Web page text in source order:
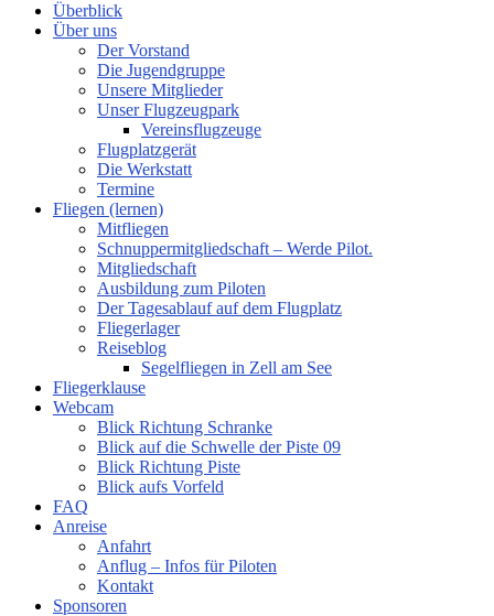
Überblick
Über uns
Der Vorstand
Die Jugendgruppe
Unsere Mitglieder
Unser Flugzeugpark
Vereinsflugzeuge
Flugplatzgerät
Die Werkstatt
Termine
Fliegen (lernen)
Mitfliegen
Schnuppermitgliedschaft – Werde Pilot.
Mitgliedschaft
Ausbildung zum Piloten
Der Tagesablauf auf dem Flugplatz
Fliegerlager
Reiseblog
Segelfliegen in Zell am See
Fliegerklause
Webcam
Blick Richtung Schranke
Blick auf die Schwelle der Piste 09
Blick Richtung Piste
Blick aufs Vorfeld
FAQ
Anreise
Anfahrt
Anflug – Infos für Piloten
Kontakt
Sponsoren